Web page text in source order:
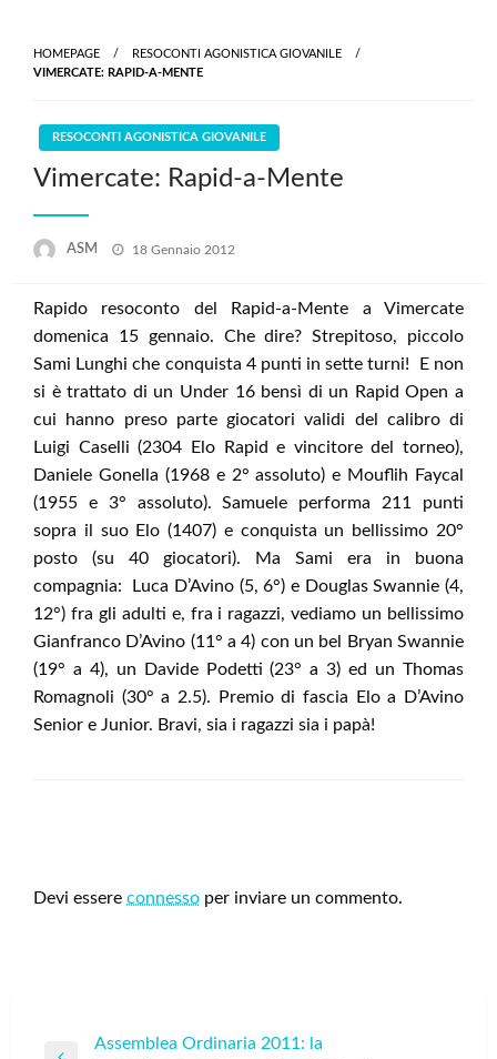
content
HOMEPAGE
RESOCONTI AGONISTICA GIOVANILE
VIMERCATE: RAPID-A-MENTE
RESOCONTI AGONISTICA GIOVANILE
Vimercate: Rapid-a-Mente
ASM
Posted
18 Gennaio 2012
Rapido resoconto del Rapid-a-Mente a Vimercate
domenica 15 gennaio. Che dire? Strepitoso, piccolo
Sami Lunghi che conquista 4 punti in sette turni! E non
si è trattato di un Under 16 bensì di un Rapid Open a
cui hanno preso parte giocatori validi del calibro di
Luigi Caselli (2304 Elo Rapid e vincitore del torneo),
Daniele Gonella (1968 e 2° assoluto) e Mouflih Faycal
(1955 e 3° assoluto). Samuele performa 211 punti
sopra il suo Elo (1407) e conquista un bellissimo 20°
posto (su 40 giocatori). Ma Sami era in buona
compagnia: Luca D’Avino (5, 6°) e Douglas Swannie (4,
12°) fra gli adulti e, fra i ragazzi, vediamo un bellissimo
Gianfranco D’Avino (11° a 4) con un bel Bryan Swannie
(19° a 4), un Davide Podetti (23° a 3) ed un Thomas
Romagnoli (30° a 2.5). Premio di fascia Elo a D’Avino
Senior e Junior. Bravi, sia i ragazzi sia i papà!
Devi essere connesso per inviare un commento.
Navigazione
Assemblea Ordinaria 2011: la